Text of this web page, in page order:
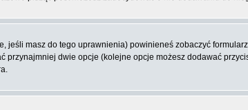
jeśli masz do tego uprawnienia) powinieneś zobaczyć formularz
przynajmniej dwie opcje (kolejne opcje możesz dodawać